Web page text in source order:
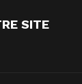
SITE